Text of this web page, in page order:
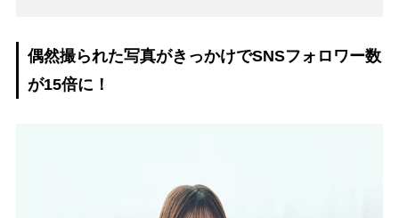
偶然撮られた写真がきっかけでSNSフォロワー数
が15倍に！